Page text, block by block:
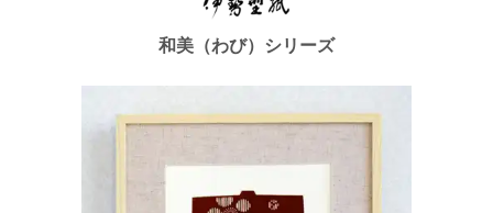
和美（わび）シリーズ